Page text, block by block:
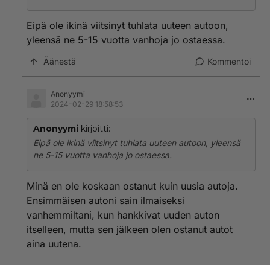
Eipä ole ikinä viitsinyt tuhlata uuteen autoon,
yleensä ne 5-15 vuotta vanhoja jo ostaessa.
Äänestä Kommentoi
Anonyymi
2024-02-29 18:58:53
Anonyymi kirjoitti:
Eipä ole ikinä viitsinyt tuhlata uuteen autoon, yleensä
ne 5-15 vuotta vanhoja jo ostaessa.
Minä en ole koskaan ostanut kuin uusia autoja.
Ensimmäisen autoni sain ilmaiseksi
vanhemmiltani, kun hankkivat uuden auton
itselleen, mutta sen jälkeen olen ostanut autot
aina uutena.